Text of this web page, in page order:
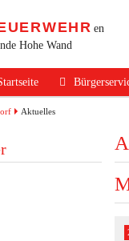
en
Hohe Wand
Verhalten
Aktuelles